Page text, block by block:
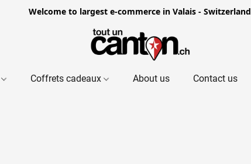
Welcome to largest e-commerce in Valais - Switzerland
Coffrets cadeaux About us Contact us